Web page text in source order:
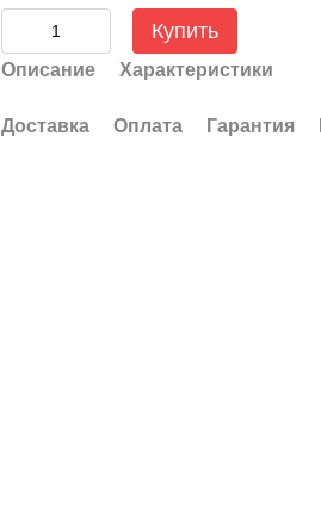
Купить
Описание Характеристики
Доставка Оплата Гарантия